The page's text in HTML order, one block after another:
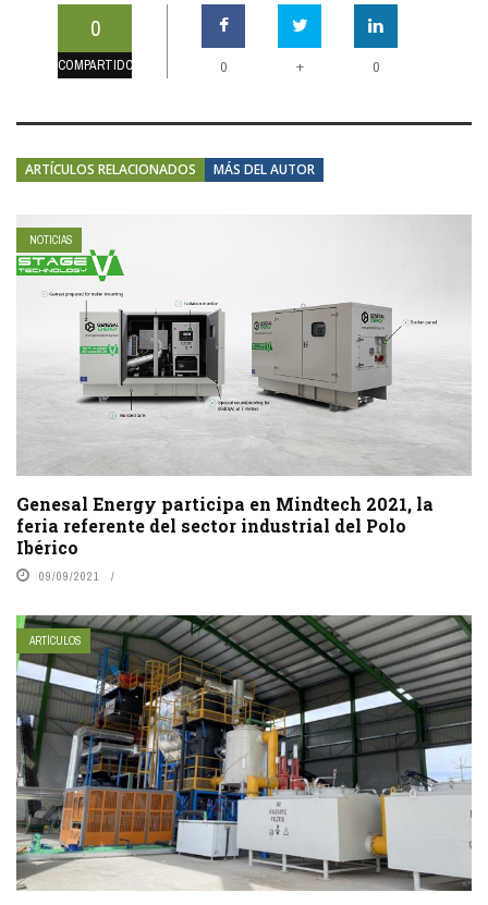
0
COMPARTIDOS 0 + 0
ARTÍCULOS RELACIONADOS MÁS DEL AUTOR
NOTICIAS
Genesal Energy participa en Mindtech 2021, la
feria referente del sector industrial del Polo
Ibérico
09/09/2021
ARTÍCULOS